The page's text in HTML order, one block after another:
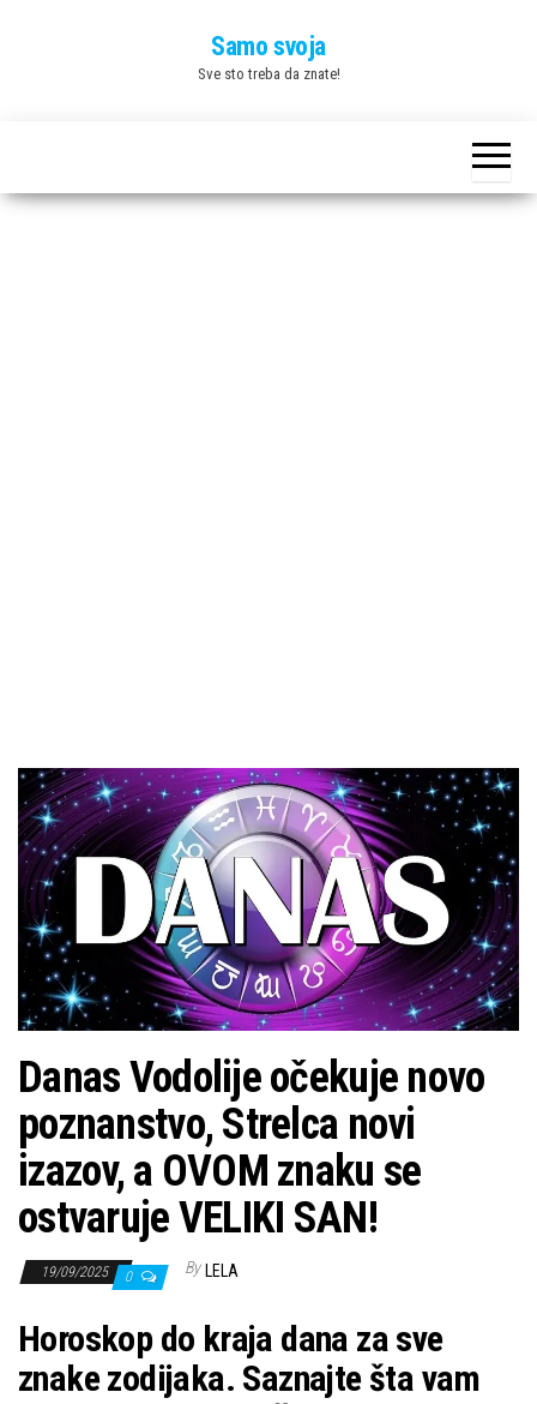
Samo svoja
Sve sto treba da znate!
Danas Vodolije očekuje novo
poznanstvo, Strelca novi
izazov, a OVOM znaku se
ostvaruje VELIKI SAN!
19/09/2025 0 By LELA
Horoskop do kraja dana za sve
znake zodijaka. Saznajte šta vam